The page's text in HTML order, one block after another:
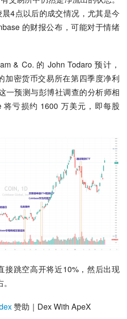
4点以后的成交情况，尤其是今
的财报公布，可能对于情绪
& Co. 的 John Todaro 预计，
加密货币交易所在第四季度净利
一预测与彭博社调查的分析师相
将亏损约 1600 万美元，即每股
接跳空高开将近10%，然后出现
赞助｜Dex With ApeX